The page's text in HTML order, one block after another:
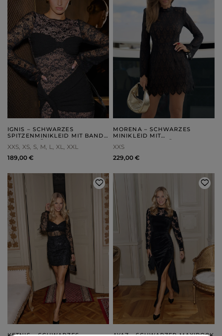
IGNIS – SCHWARZES
SPITZENMINIKLEID MIT BAND
XXS XS S M L XL
XXL
189,00 €
MORENA – SCHWARZES
MINIKLEID MIT
XXS
229,00 €